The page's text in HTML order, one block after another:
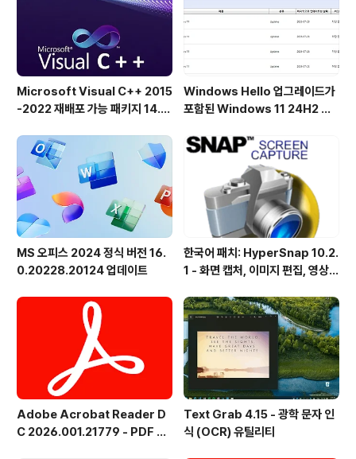
Microsoft Visual C++ 2015
-2022 재배포 가능 패키지 14.5
Windows Hello 업그레이드가
포함된 Windows 11 24H2 및
출시
MS 오피스 2024 정식 버전 16.
0.20228.20124 업데이트
한국어 패치: HyperSnap 10.2.
1 - 화면 캡처, 이미지 편집, 영상
Adobe Acrobat Reader D
C 2026.001.21779 - PDF 뷰
Text Grab 4.15 - 광학 문자 인
식 (OCR) 유틸리티